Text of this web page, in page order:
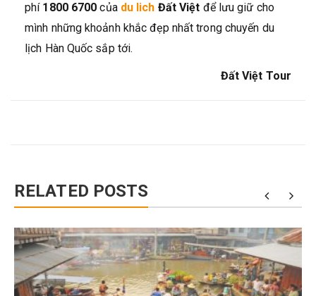
phí 1800 6700 của du lich Đất Việt để lưu giữ cho
mình những khoảnh khắc đẹp nhất trong chuyến du
lịch Hàn Quốc sắp tới.
Đất Việt Tour
RELATED POSTS